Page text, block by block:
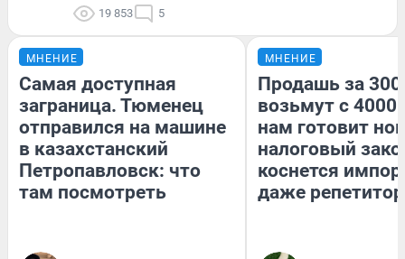
19 853 5
МНЕНИЕ
Самая доступная
заграница. Тюменец
отправился на машине
в казахстанский
Петропавловск: что
там посмотреть
МНЕНИЕ
Продашь за
возьмут с
нам готовит
налоговый
коснется
даже